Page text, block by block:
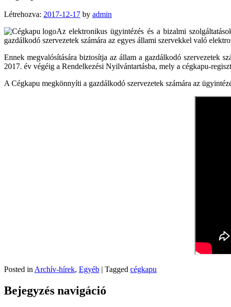
Létrehozva: 2017-12-17 by admin
Az elektronikus ügyintézés és a bizalmi
gazdálkodó szervezetek számára az egyes állami szervekkel való
Ennek megvalósítására biztosítja az állam a gazdálkodó szervezetek
2017. év végéig a Rendelkezési Nyilvántartásba, mely a cégkapu-
A Cégkapu megkönnyíti a gazdálkodó szervezetek számára az
Posted inArchív-hírek, Egyéb | Tagged cégkapu
Bejegyzés navigáció